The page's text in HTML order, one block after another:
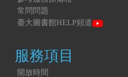
常問問題
臺大圖書館HELP頻道
服務項目
開放時間